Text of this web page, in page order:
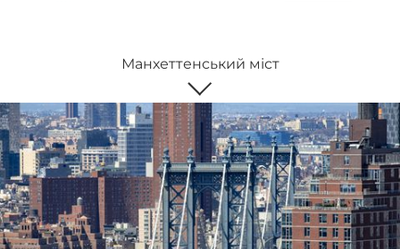
Манхеттенський міст